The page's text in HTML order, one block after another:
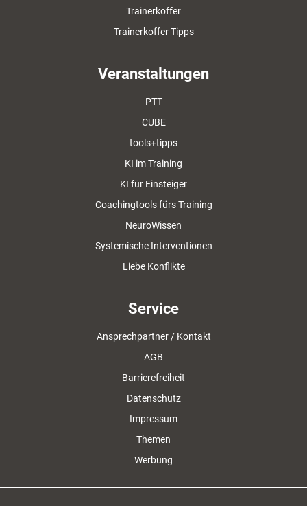
Trainerkoffer
Trainerkoffer Tipps
Veranstaltungen
PTT
CUBE
tools+tipps
KI im Training
KI für Einsteiger
Coachingtools fürs Training
NeuroWissen
Systemische Interventionen
Liebe Konflikte
Service
Ansprechpartner / Kontakt
AGB
Barrierefreiheit
Datenschutz
Impressum
Themen
Werbung